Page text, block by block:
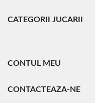
CATEGORII JUCARII
CONTUL MEU
CONTACTEAZA-NE